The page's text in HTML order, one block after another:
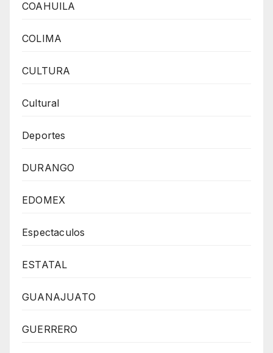
COAHUILA
COLIMA
CULTURA
Cultural
Deportes
DURANGO
EDOMEX
Espectaculos
ESTATAL
GUANAJUATO
GUERRERO